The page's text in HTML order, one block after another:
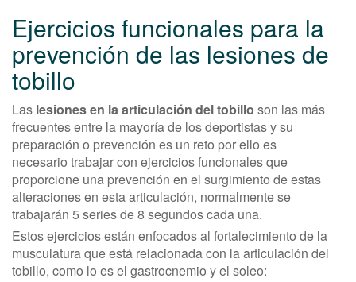
Ejercicios funcionales para la
prevención de las lesiones de
tobillo
Las lesiones en la articulación del tobillo son las más
frecuentes entre la mayoría de los deportistas y su
preparación o prevención es un reto por ello es
necesario trabajar con ejercicios funcionales que
proporcione una prevención en el surgimiento de estas
alteraciones en esta articulación, normalmente se
trabajarán 5 series de 8 segundos cada una.
Estos ejercicios están enfocados al fortalecimiento de la
musculatura que está relacionada con la articulación del
tobillo, como lo es el gastrocnemio y el soleo: